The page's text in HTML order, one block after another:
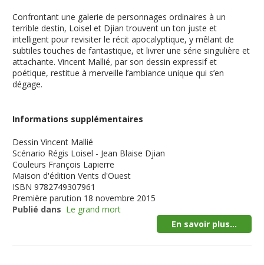
Confrontant une galerie de personnages ordinaires à un
terrible destin, Loisel et Djian trouvent un ton juste et
intelligent pour revisiter le récit apocalyptique, y mêlant de
subtiles touches de fantastique, et livrer une série singulière et
attachante. Vincent Mallié, par son dessin expressif et
poétique, restitue à merveille l’ambiance unique qui s’en
dégage.
Informations supplémentaires
Dessin Vincent Mallié
Scénario Régis Loisel - Jean Blaise Djian
Couleurs François Lapierre
Maison d'édition Vents d'Ouest
ISBN 9782749307961
Première parution 18 novembre 2015
Publié dans Le grand mort
En savoir plus...